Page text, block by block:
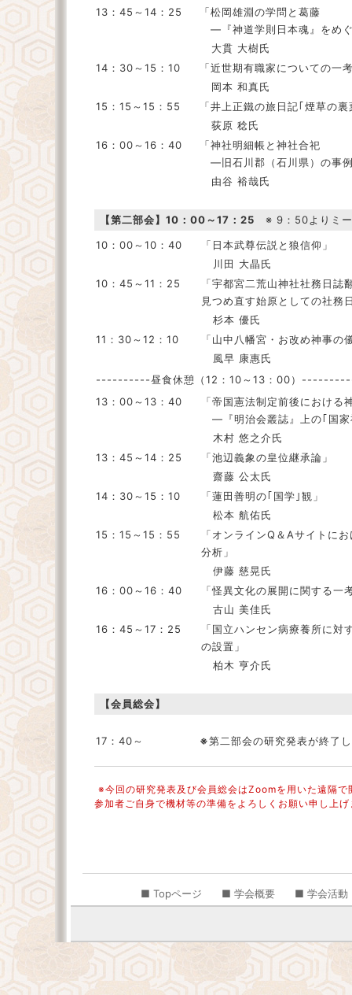
13：45～14：25
「松岡雄淵の学問と葛藤
―『神道学則日本魂』をめ
大貫 大樹氏
14：30～15：10
「近世期有職家についての一
岡本 和真氏
15：15～15：55
「井上正鐵の旅日記｢煙草の裏
荻原 稔氏
16：00～16：40
「神社明細帳と神社合祀
―旧石川郡（石川県）の事
由谷 裕哉氏
【第二部会】10：00～17：25 ※ 9：50よりミー
10：00～10：40
「日本武尊伝説と狼信仰」
川田 大晶氏
10：45～11：25
「宇都宮二荒山神社社務日
見つめ直す始原としての社務
杉本 優氏
11：30～12：10
「山中八幡宮・お改め神事の
風早 康惠氏
----------昼食休憩（12：10～13：00）
13：00～13：40
「帝国憲法制定前後におけ
―『明治会叢誌』上の｢国
木村 悠之介氏
13：45～14：25
「池辺義象の皇位継承論」
齋藤 公太氏
14：30～15：10
「蓮田善明の｢国学｣観」
松本 航佑氏
15：15～15：55
「オンラインQ＆Aサイトに
分析」
伊藤 慈晃氏
16：00～16：40
「怪異文化の展開に関する一
古山 美佳氏
16：45～17：25
「国立ハンセン病療養所に
の設置」
柏木 亨介氏
【会員総会】
17：40～ ※第二部会の研究発表が終了
※今回の研究発表及び会員総会はZoomを用いた遠隔
参加者ご自身で機材等の準備をよろしくお願い申し上げ
■ Topページ ■ 学会概要 ■ 学会活動